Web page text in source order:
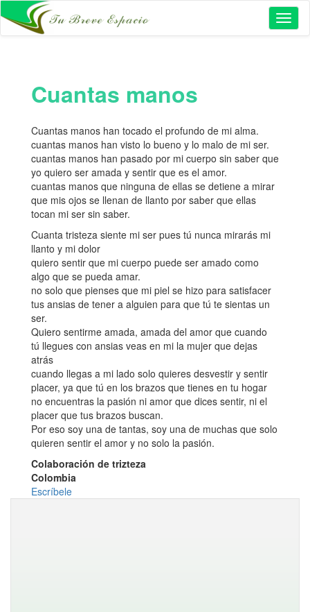
Cuantas manos
Cuantas manos han tocado el profundo de mi alma.
cuantas manos han visto lo bueno y lo malo de mi ser.
cuantas manos han pasado por mi cuerpo sin saber que
yo quiero ser amada y sentir que es el amor.
cuantas manos que ninguna de ellas se detiene a mirar
que mis ojos se llenan de llanto por saber que ellas
tocan mi ser sin saber.
Cuanta tristeza siente mi ser pues tú nunca mirarás mi
llanto y mi dolor
quiero sentir que mi cuerpo puede ser amado como
algo que se pueda amar.
no solo que pienses que mi piel se hizo para satisfacer
tus ansias de tener a alguien para que tú te sientas un
ser.
Quiero sentirme amada, amada del amor que cuando
tú llegues con ansias veas en mi la mujer que dejas
atrás
cuando llegas a mi lado solo quieres desvestir y sentir
placer, ya que tú en los brazos que tienes en tu hogar
no encuentras la pasión ni amor que dices sentir, ni el
placer que tus brazos buscan.
Por eso soy una de tantas, soy una de muchas que solo
quieren sentir el amor y no solo la pasión.
Colaboración de trizteza
Colombia
Escríbele